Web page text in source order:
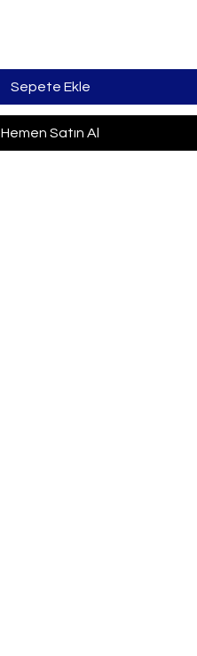
Sepete Ekle
Hemen Satın Al